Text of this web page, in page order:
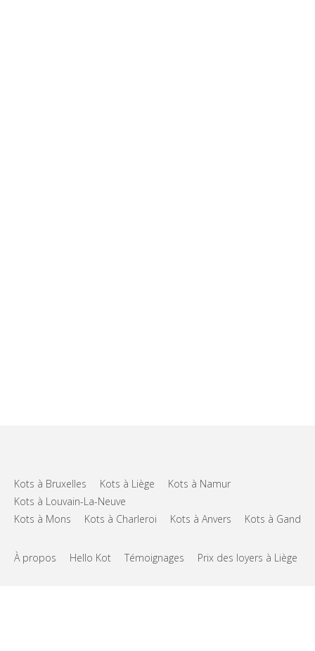
Kots à Bruxelles Kots à Liège
Kots à Namur
Kots à Louvain-La-Neuve
Kots à Mons
Kots à Charleroi Kots à Anvers Kots à Gand
À propos Hello Kot Témoignages Prix des loyers à Liège